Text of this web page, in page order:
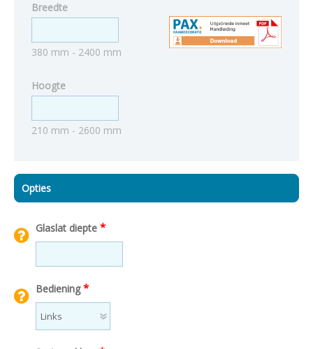
Breedte
380 mm - 2400 mm
Hoogte
210 mm - 2600 mm
Opties
Glaslat diepte *
Bediening*